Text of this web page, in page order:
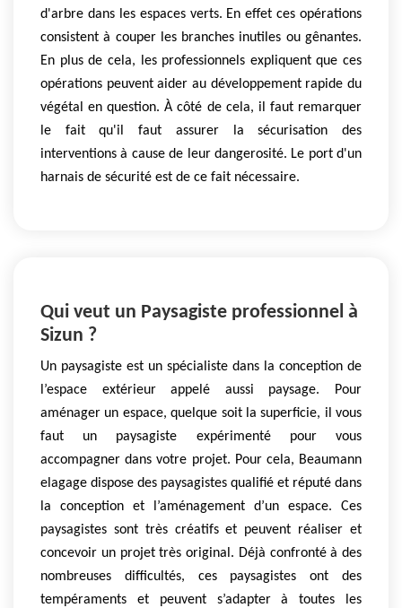
d'arbre dans les espaces verts. En effet ces opérations
consistent à couper les branches inutiles ou gênantes.
En plus de cela, les professionnels expliquent que ces
opérations peuvent aider au développement rapide du
végétal en question. À côté de cela, il faut remarquer
le fait qu'il faut assurer la sécurisation des
interventions à cause de leur dangerosité. Le port d'un
harnais de sécurité est de ce fait nécessaire.
Qui veut un Paysagiste professionnel à
Sizun ?
Un paysagiste est un spécialiste dans la conception de
l’espace extérieur appelé aussi paysage. Pour
aménager un espace, quelque soit la superficie, il vous
faut un paysagiste expérimenté pour vous
accompagner dans votre projet. Pour cela, Beaumann
elagage dispose des paysagistes qualifié et réputé dans
la conception et l’aménagement d’un espace. Ces
paysagistes sont très créatifs et peuvent réaliser et
concevoir un projet très original. Déjà confronté à des
nombreuses difficultés, ces paysagistes ont des
tempéraments et peuvent s’adapter à toutes les